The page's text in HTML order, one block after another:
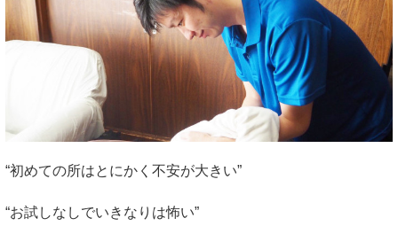
“初めての所はとにかく不安が大きい”
“お試しなしでいきなりは怖い”